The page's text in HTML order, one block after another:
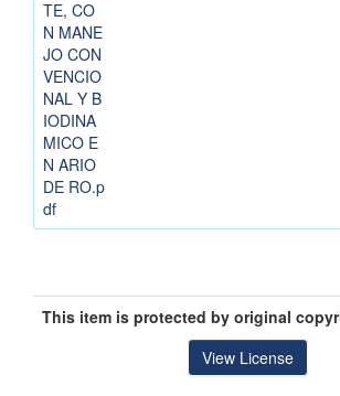
TE, CO
N MANE
JO CON
VENCIO
NAL Y B
IODINA
MICO E
N ARIO
DE RO.p
df
This item is protected by original
View License